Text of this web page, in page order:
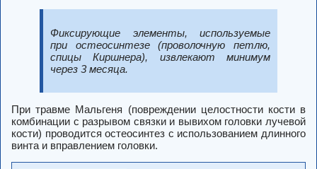
Фиксирующие элементы, используемые
при остеосинтезе (проволочную петлю,
спицы Киршнера), извлекают минимум
через 3 месяца.
При травме Мальгеня (повреждении целостности кости в
комбинации с разрывом связки и вывихом головки лучевой
кости) проводится остеосинтез с использованием длинного
винта и вправлением головки.